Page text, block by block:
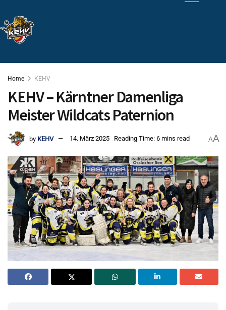
Home KEHV
KEHV – Kärntner Damenliga
Meister Wildcats Paternion
by KEHV 14. März 2025 Reading Time: 6 mins read AA